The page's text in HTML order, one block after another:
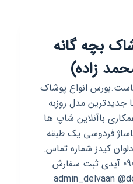
💫
پردیس
👫
🌷
بچه گانه
زاده)
انواع پوشاک
جدیدترین مدل روزبه
باآنلاین شاپ ها
فردوسی یک طبقه
۱۰ پوشاک دلوان کیدز شماره تماس:
09924409227 09036632604 آیدی ثبت سفارش